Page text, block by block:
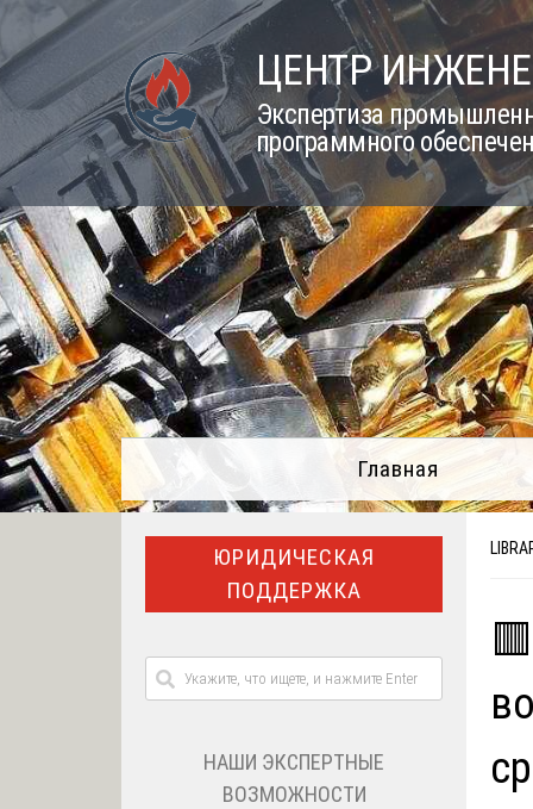
Skip
to
content
ЦЕНТР
Экспертиза
программного
Главная
ЮРИДИЧЕСКАЯ
ПОДДЕРЖКА
НАШИ ЭКСПЕРТНЫЕ
ВОЗМОЖНОСТИ